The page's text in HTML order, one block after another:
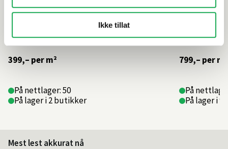
Ikke tillat
399,– per m²
På nettlager: 50
På lager i 2 butikker
799,– per m²
På
På lager i
Mest lest akkurat nå